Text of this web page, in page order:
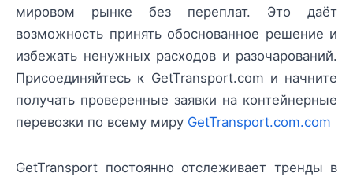
мировом рынке без переплат. Это даёт
возможность принять обоснованное решение и
избежать ненужных расходов и разочарований.
Присоединяйтесь к GetTransport.com и начните
получать проверенные заявки на контейнерные
перевозки по всему миру GetTransport.com.com
GetTransport постоянно отслеживает тренды в